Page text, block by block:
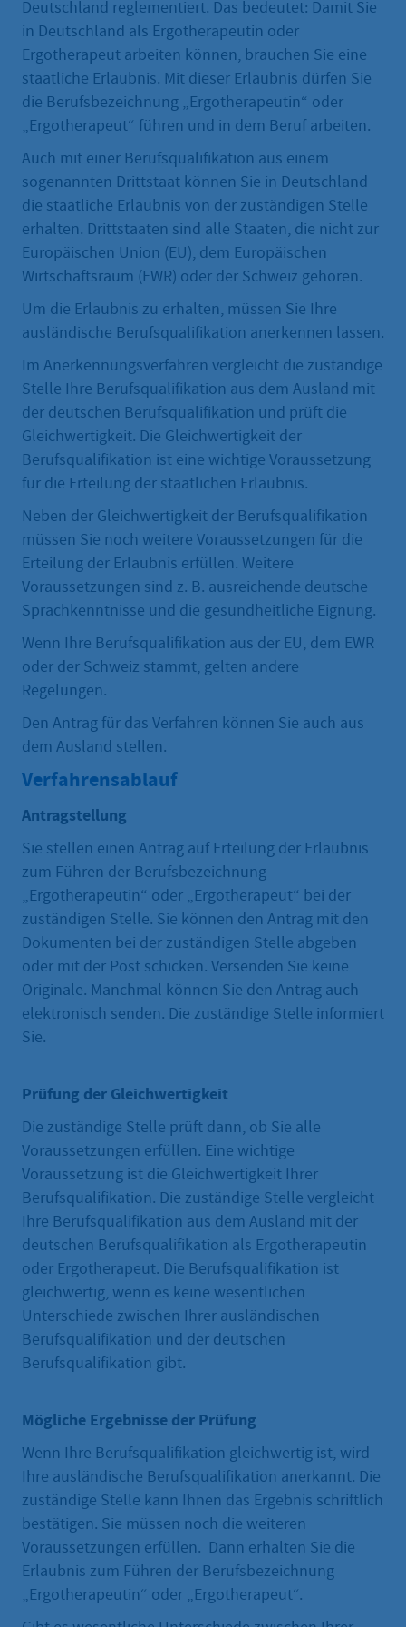
Deutschland reglementiert. Das bedeutet: Damit Sie
in Deutschland als Ergotherapeutin oder
Ergotherapeut arbeiten können, brauchen Sie eine
staatliche Erlaubnis. Mit dieser Erlaubnis dürfen Sie
die Berufsbezeichnung „Ergotherapeutin“ oder
„Ergotherapeut“ führen und in dem Beruf arbeiten.
Auch mit einer Berufsqualifikation aus einem
sogenannten Drittstaat können Sie in Deutschland
die staatliche Erlaubnis von der zuständigen Stelle
erhalten. Drittstaaten sind alle Staaten, die nicht zur
Europäischen Union (EU), dem Europäischen
Wirtschaftsraum (EWR) oder der Schweiz gehören.
Um die Erlaubnis zu erhalten, müssen Sie Ihre
ausländische Berufsqualifikation anerkennen lassen.
Im Anerkennungsverfahren vergleicht die zuständige
Stelle Ihre Berufsqualifikation aus dem Ausland mit
der deutschen Berufsqualifikation und prüft die
Gleichwertigkeit. Die Gleichwertigkeit der
Berufsqualifikation ist eine wichtige Voraussetzung
für die Erteilung der staatlichen Erlaubnis.
Neben der Gleichwertigkeit der Berufsqualifikation
müssen Sie noch weitere Voraussetzungen für die
Erteilung der Erlaubnis erfüllen. Weitere
Voraussetzungen sind z. B. ausreichende deutsche
Sprachkenntnisse und die gesundheitliche Eignung.
Wenn Ihre Berufsqualifikation aus der EU, dem EWR
oder der Schweiz stammt, gelten andere
Regelungen.
Den Antrag für das Verfahren können Sie auch aus
dem Ausland stellen.
Verfahrensablauf
Antragstellung
Sie stellen einen Antrag auf Erteilung der Erlaubnis
zum Führen der Berufsbezeichnung
„Ergotherapeutin“ oder „Ergotherapeut“ bei der
zuständigen Stelle. Sie können den Antrag mit den
Dokumenten bei der zuständigen Stelle abgeben
oder mit der Post schicken. Versenden Sie keine
Originale. Manchmal können Sie den Antrag auch
elektronisch senden. Die zuständige Stelle informiert
Sie.
Prüfung der Gleichwertigkeit
Die zuständige Stelle prüft dann, ob Sie alle
Voraussetzungen erfüllen. Eine wichtige
Voraussetzung ist die Gleichwertigkeit Ihrer
Berufsqualifikation. Die zuständige Stelle vergleicht
Ihre Berufsqualifikation aus dem Ausland mit der
deutschen Berufsqualifikation als Ergotherapeutin
oder Ergotherapeut. Die Berufsqualifikation ist
gleichwertig, wenn es keine wesentlichen
Unterschiede zwischen Ihrer ausländischen
Berufsqualifikation und der deutschen
Berufsqualifikation gibt.
Mögliche Ergebnisse der Prüfung
Wenn Ihre Berufsqualifikation gleichwertig ist, wird
Ihre ausländische Berufsqualifikation anerkannt. Die
zuständige Stelle kann Ihnen das Ergebnis schriftlich
bestätigen. Sie müssen noch die weiteren
Voraussetzungen erfüllen. Dann erhalten Sie die
Erlaubnis zum Führen der Berufsbezeichnung
„Ergotherapeutin“ oder „Ergotherapeut“.